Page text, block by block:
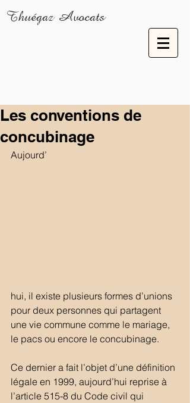
Thuégaz Avocats
Les conventions de
concubinage
Aujourd’
hui, il existe plusieurs formes d’unions
pour deux personnes qui partagent
une vie commune comme le mariage,
le pacs ou encore le concubinage.
Ce dernier a fait l’objet d’une définition
légale en 1999, aujourd’hui reprise à
l’article 515-8 du Code civil qui